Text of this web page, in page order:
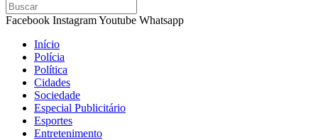
Facebook InstagramYoutube Whatsapp
Início
Polícia
Política
Cidades
Sociedade
Especial Publicitário
Esportes
Entretenimento